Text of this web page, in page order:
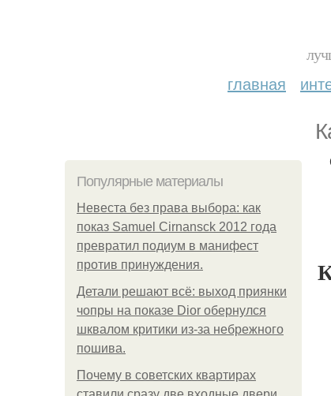
главная
Популярные материалы
Невеста без права выбора: как
показ Samuel Cirnansck 2012 года
превратил подиум в манифест
против принуждения.
Детали решают всё: выход приянки
чопры на показе Dior обернулся
шквалом критики из-за небрежного
пошива.
Почему в советских квартирах